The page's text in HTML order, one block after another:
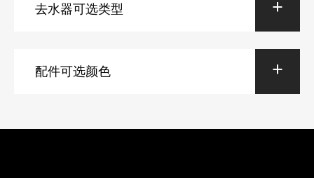
去水器可选类型
配件可选颜色